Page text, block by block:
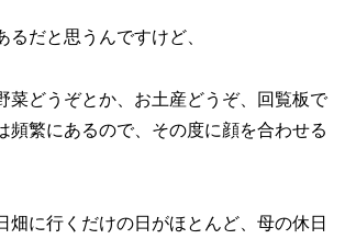
るだと思うんですけど、
菜どうぞとか、お土産どうぞ、回覧板で
頻繁にあるので、その度に顔を合わせる
畑に行くだけの日がほとんど、母の休日